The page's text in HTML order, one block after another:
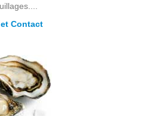
Contact